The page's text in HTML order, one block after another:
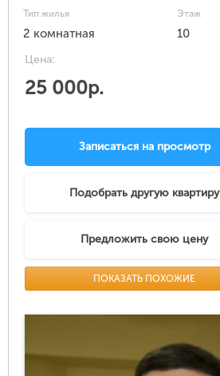
Тип жилья
2 комнатная
Этаж
10
Цена:
25 000р.
Записаться на просмотр
Подобрать другую квартиру
Предложить свою цену
ПОКАЗАТЬ ПОХОЖИЕ